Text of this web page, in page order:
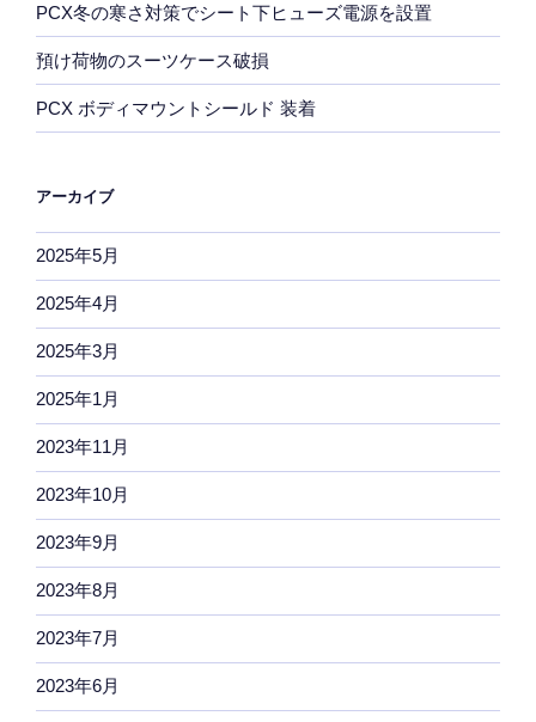
PCX冬の寒さ対策でシート下ヒューズ電源を設置
預け荷物のスーツケース破損
PCX ボディマウントシールド 装着
アーカイブ
2025年5月
2025年4月
2025年3月
2025年1月
2023年11月
2023年10月
2023年9月
2023年8月
2023年7月
2023年6月